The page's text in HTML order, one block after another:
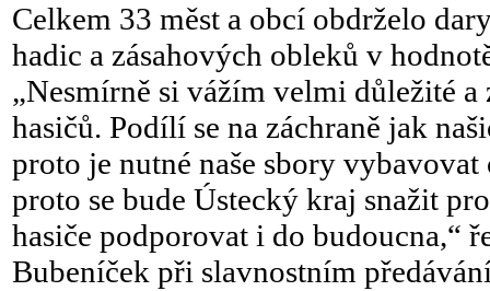
Celkem 33 měst a obcí obdrželo
hadic a zásahových obleků v
„Nesmírně si vážím velmi důležité a
hasičů. Podílí se na záchraně jak
proto je nutné naše sbory
proto se bude Ústecký kraj snažit
hasiče podporovat i do budoucna,“
Bubeníček při slavnostním